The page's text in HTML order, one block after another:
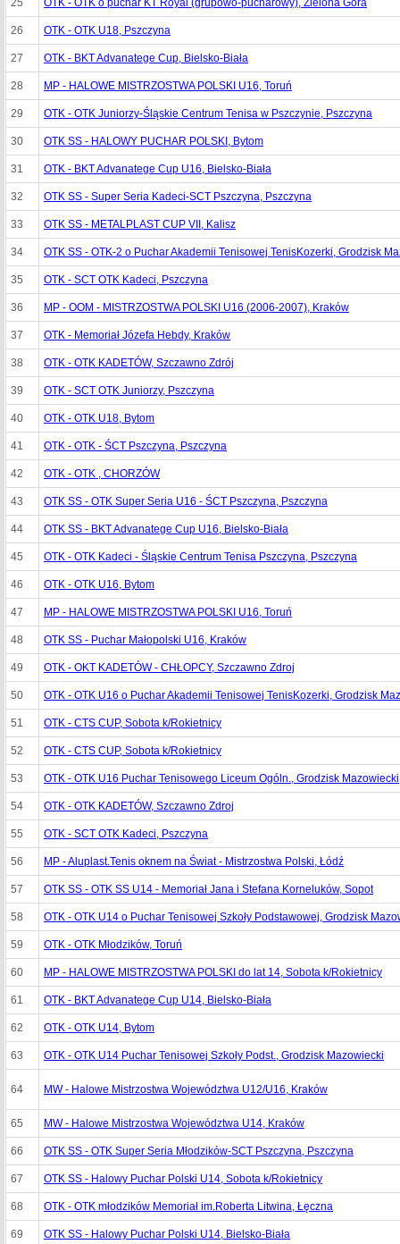
25 OTK - OTK o puchar KT Royal (grupowo-pucharowy), Zielona Góra
26 OTK - OTK U18, Pszczyna
27 OTK - BKT Advanatege Cup, Bielsko-Biała
28 MP - HALOWE MISTRZOSTWA POLSKI U16, Toruń
29 OTK - OTK Juniorzy-Śląskie Centrum Tenisa w Pszczynie, Pszczyna
30 OTK SS - HALOWY PUCHAR POLSKI, Bytom
31 OTK - BKT Advanatege Cup U16, Bielsko-Biała
32 OTK SS - Super Seria Kadeci-SCT Pszczyna, Pszczyna
33 OTK SS - METALPLAST CUP VII, Kalisz
34 OTK SS - OTK-2 o Puchar Akademii Tenisowej TenisKozerki, Grodzisk
35 OTK - SCT OTK Kadeci, Pszczyna
36 MP - OOM - MISTRZOSTWA POLSKI U16 (2006-2007), Kraków
37 OTK - Memoriał Józefa Hebdy, Kraków
38 OTK - OTK KADETÓW, Szczawno Zdrój
39 OTK - SCT OTK Juniorzy, Pszczyna
40 OTK - OTK U18, Bytom
41 OTK - OTK - ŚCT Pszczyna, Pszczyna
42 OTK - OTK , CHORZÓW
43 OTK SS - OTK Super Seria U16 - ŚCT Pszczyna, Pszczyna
44 OTK SS - BKT Advanatege Cup U16, Bielsko-Biała
45 OTK - OTK Kadeci - Śląskie Centrum Tenisa Pszczyna, Pszczyna
46 OTK - OTK U16, Bytom
47 MP - HALOWE MISTRZOSTWA POLSKI U16, Toruń
48 OTK SS - Puchar Małopolski U16, Kraków
49 OTK - OKT KADETÓW - CHŁOPCY, Szczawno Zdroj
50 OTK - OTK U16 o Puchar Akademii Tenisowej TenisKozerki, Grodzisk
51 OTK - CTS CUP, Sobota k/Rokietnicy
52 OTK - CTS CUP, Sobota k/Rokietnicy
53 OTK - OTK U16 Puchar Tenisowego Liceum Ogóln., Grodzisk Mazowiecki
54 OTK - OTK KADETÓW, Szczawno Zdroj
55 OTK - SCT OTK Kadeci, Pszczyna
56 MP - Aluplast.Tenis oknem na Świat - Mistrzostwa Polski, Łódź
57 OTK SS - OTK SS U14 - Memoriał Jana i Stefana Korneluków, Sopot
58 OTK - OTK U14 o Puchar Tenisowej Szkoły Podstawowej, Grodzisk
59 OTK - OTK Młodzików, Toruń
60 MP - HALOWE MISTRZOSTWA POLSKI do lat 14, Sobota k/Rokietnicy
61 OTK - BKT Advanatege Cup U14, Bielsko-Biała
62 OTK - OTK U14, Bytom
63 OTK - OTK U14 Puchar Tenisowej Szkoły Podst., Grodzisk Mazowiecki
64 MW - Halowe Mistrzostwa Województwa U12/U16, Kraków
65 MW - Halowe Mistrzostwa Województwa U14, Kraków
66 OTK SS - OTK Super Seria Młodzików-SCT Pszczyna, Pszczyna
67 OTK SS - Halowy Puchar Polski U14, Sobota k/Rokietnicy
68 OTK - OTK młodzików Memoriał im.Roberta Litwina, Łęczna
69 OTK SS - Halowy Puchar Polski U14, Bielsko-Biała